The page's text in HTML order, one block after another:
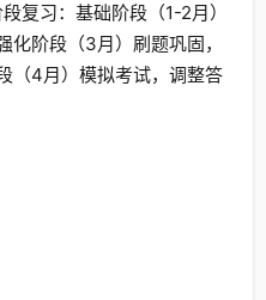
复习：基础阶段（1-2月）
阶段（3月）刷题巩固，
（4月）模拟考试，调整答